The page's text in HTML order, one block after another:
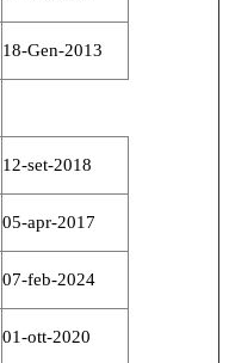
18-Gen-2013
12-set-2018
05-apr-2017
07-feb-2024
01-ott-2020